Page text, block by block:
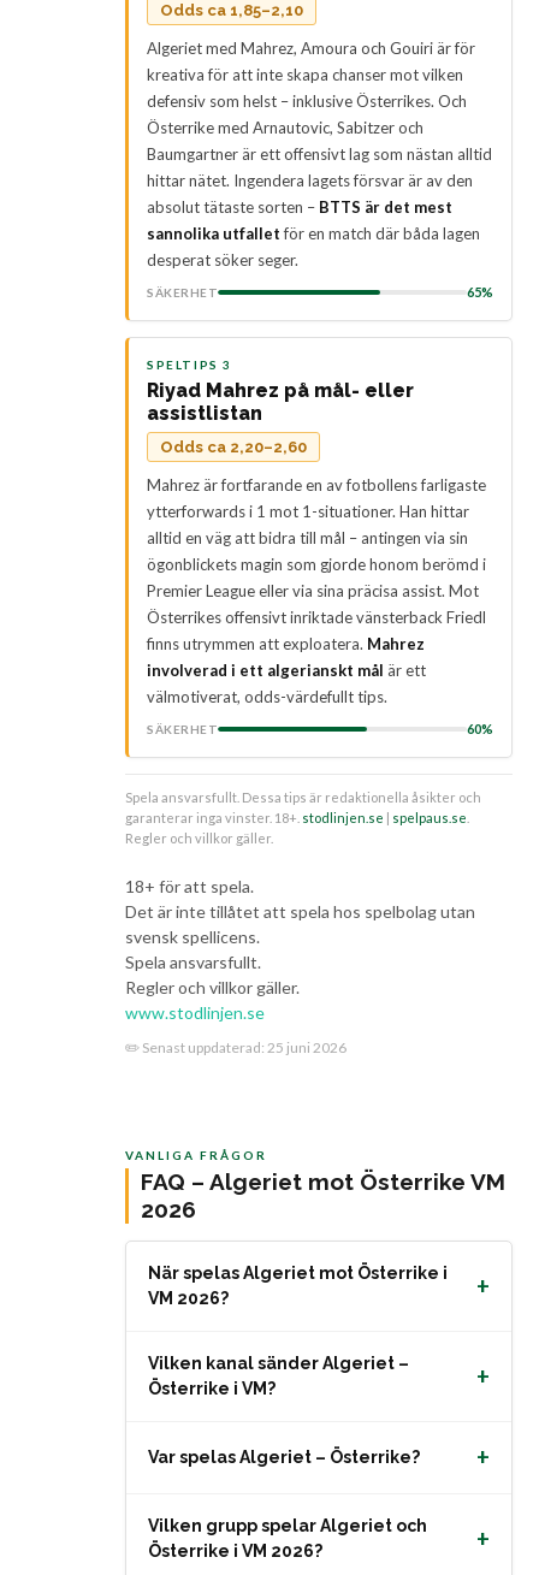
Odds ca 1,85–2,10
Algeriet med Mahrez, Amoura och Gouiri är för
kreativa för att inte skapa chanser mot vilken
defensiv som helst – inklusive Österrikes. Och
Österrike med Arnautovic, Sabitzer och
Baumgartner är ett offensivt lag som nästan alltid
hittar nätet. Ingendera lagets försvar är av den
absolut tätaste sorten – BTTS är det mest
sannolika utfalletför en match där båda lagen
desperat söker seger.
SÄKERHET 65%
SPELTIPS 3
Riyad Mahrez på mål- eller
assistlistan
Odds ca 2,20–2,60
Mahrez är fortfarande en av fotbollens farligaste
ytterforwards i 1 mot 1-situationer. Han hittar
alltid en väg att bidra till mål – antingen via sin
ögonblickets magin som gjorde honom berömd i
Premier League eller via sina präcisa assist. Mot
Österrikes offensivt inriktade vänsterback Friedl
finns utrymmen att exploatera. Mahrez
involverad i ett algerianskt mål är ett
välmotiverat, odds-värdefullt tips.
SÄKERHET 60%
Spela ansvarsfullt. Dessa tips är redaktionella åsikter och
garanterar inga vinster. 18+. stodlinjen.se | spelpaus.se
Regler och villkor gäller.
18+ för att spela.
Det är inte tillåtet att spela hos spelbolag utan
svensk spellicens.
Spela ansvarsfullt.
Regler och villkor gäller.
www.stodlinjen.se
✏️ Senast uppdaterad: 25 juni 2026
VANLIGA FRÅGOR
FAQ – Algeriet mot Österrike VM
2026
När spelas Algeriet mot Österrike i
VM 2026?
+
Vilken kanal sänder Algeriet –
Österrike i VM?
+
Var spelas Algeriet – Österrike? +
Vilken grupp spelar Algeriet och
Österrike i VM 2026?
+